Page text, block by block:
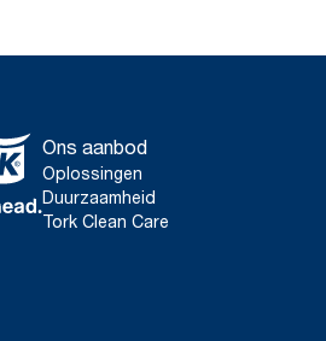
Ons aanbod
Oplossingen
Duurzaamheid
Tork Clean Care